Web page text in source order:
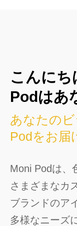
こんに
Podはあ
あなたの
Podをお届
Moni Podは、
さまざまなカ
ブランドのア
多様なニーズ